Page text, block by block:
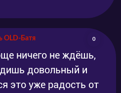
OLD-Батя 0
ничего не ждёшь,
довольный и
это уже радость от